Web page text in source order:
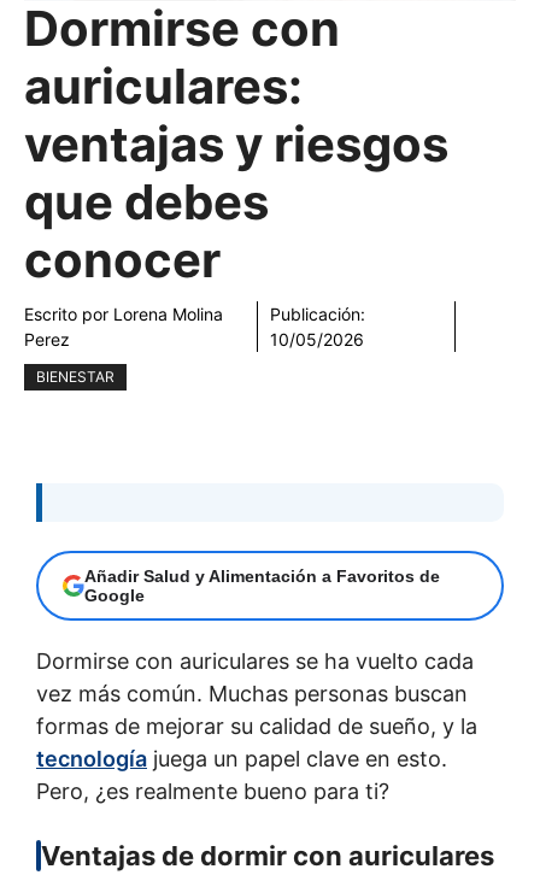
Dormirse con
auriculares:
ventajas y riesgos
que debes
conocer
Escrito por Lorena Molina
Perez
Publicación:
10/05/2026
BIENESTAR
Añadir Salud y Alimentación a Favoritos de
Google
Dormirse con auriculares se ha vuelto cada
vez más común. Muchas personas buscan
formas de mejorar su calidad de sueño, y la
tecnología juega un papel clave en esto.
Pero, ¿es realmente bueno para ti?
Ventajas de dormir con auriculares